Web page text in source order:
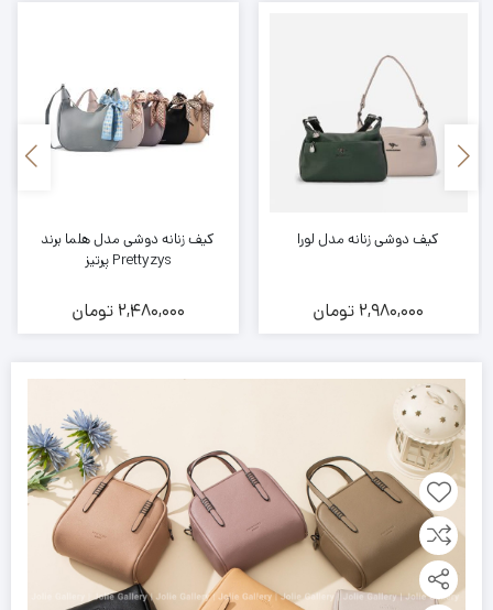
کیف دوشی زنانه مدل لورا
2,980,000 تومان
کیف زنانه دوشی مدل هلما برند
Prettyzys پرتیز
2,480,000 تومان